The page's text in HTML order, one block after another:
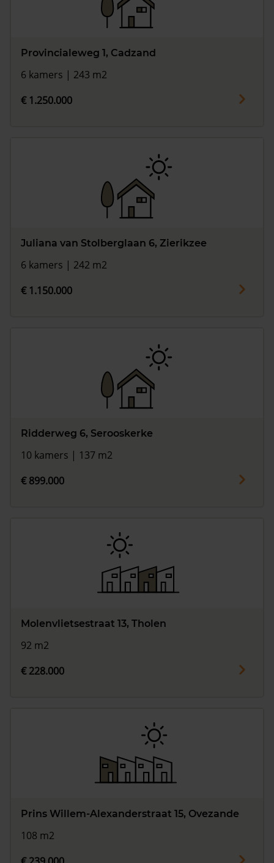
Provincialeweg 1, Cadzand
6 kamers | 243 m2
€ 1.250.000
Juliana van Stolberglaan 6, Zierikzee
6 kamers | 242 m2
€ 1.150.000
Ridderweg 6, Serooskerke
10 kamers | 137 m2
€ 899.000
Molenvlietsestraat 13, Tholen
92 m2
€ 228.000
Prins Willem-Alexanderstraat 15, Ovezande
108 m2